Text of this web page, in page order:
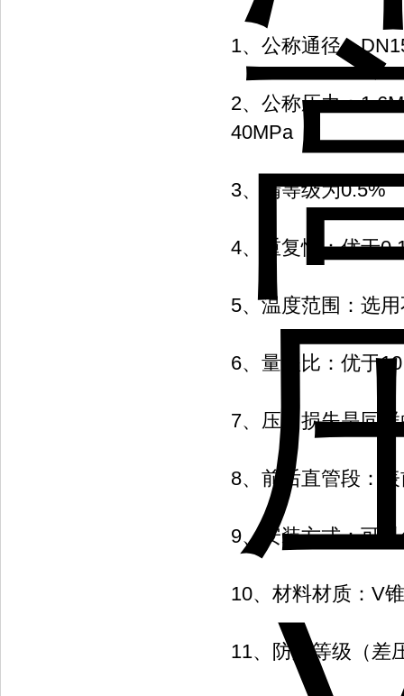
1、公称通径：
2、公称压力：
40MPa
3、精等级为0.5%
4、重复性：优于
5、温度范围：选
6、量程比：优于
7、压力损失是同
8、前后直管段：
9、安装方式：可
10、材料材质：V
11、防爆等级（差